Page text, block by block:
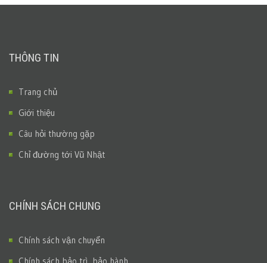
THÔNG TIN
Trang chủ
Giới thiệu
Câu hỏi thường gặp
Chỉ đường tới Vũ Nhật
CHÍNH SÁCH CHUNG
Chính sách vận chuyển